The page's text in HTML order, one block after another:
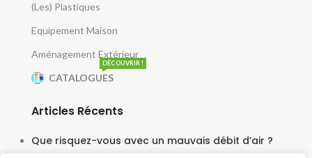
(Les) Plastiques
Equipement Maison
Aménagement Extérieur
CATALOGUES
DÉCOUVRIR !
Articles Récents
Que risquez-vous avec un mauvais débit d’air ?